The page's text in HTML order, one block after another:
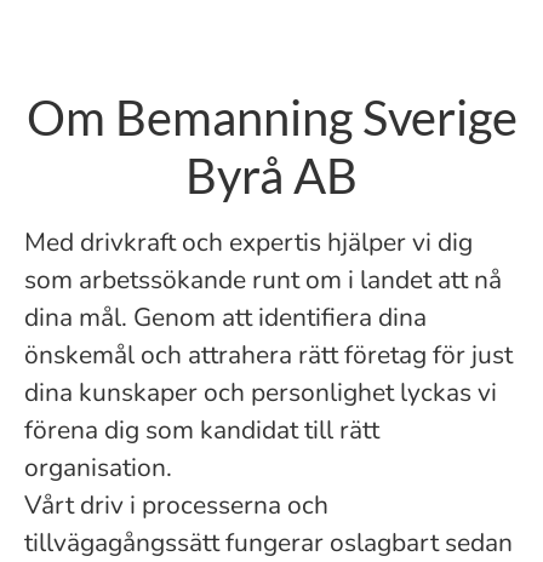
Om Bemanning Sverige
Byrå AB
​Med drivkraft och expertis hjälper vi dig
som arbetssökande runt om i landet att nå
dina mål. Genom att identifiera dina
önskemål och attrahera rätt företag för just
dina kunskaper och personlighet lyckas vi
förena dig som kandidat till rätt
organisation.
Vårt driv i processerna och
tillvägagångssätt fungerar oslagbart sedan